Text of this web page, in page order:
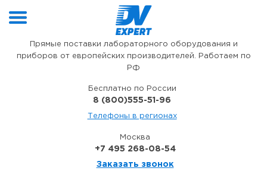
Прямые поставки лабораторного оборудования и
приборов от европейских производителей. Работаем по
РФ
Бесплатно по России
8 (800)555-51-96
Телефоны в регионах
Москва
+7 495 268-08-54
Заказать звонок